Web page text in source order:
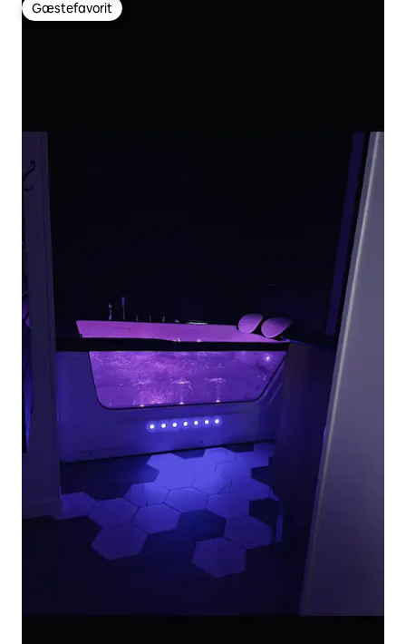
Gæstefavorit
Gæstefavorit